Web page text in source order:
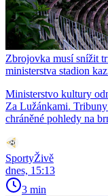
Zbrojovka musí snížit
ministerstva stadion
Ministerstvo kultury
Za Lužánkami.
chráněné pohledy na
SportyŽivě
dnes, 15:13
3 min